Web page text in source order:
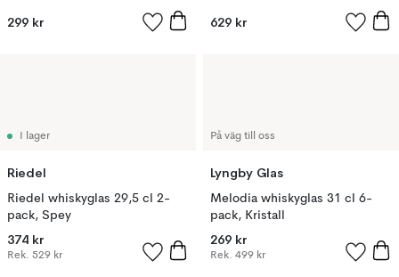
299 kr 629 kr
I lager
Riedel
Riedel whiskyglas 29,5 cl 2-
pack, Spey
374 kr
Rek. 529 kr
På väg till oss
Lyngby Glas
Melodia whiskyglas 31 cl 6-
pack, Kristall
269 kr
Rek. 499 kr